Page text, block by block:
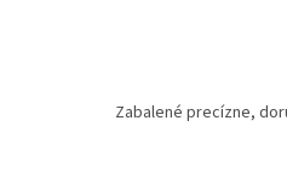
Zabalené precízne,